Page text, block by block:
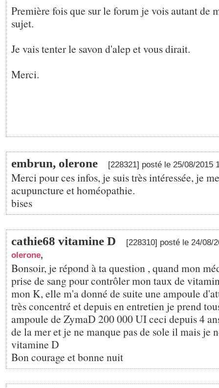
Première fois que sur le forum je vois autant de
sujet.
Je vais tenter le savon d'alep et vous dirait.
Merci.
embrun, olerone [228321] posté le 25/08/2015
Merci pour ces infos, je suis très intéressée, je
acupuncture et homéopathie.
bises
cathie68 vitamine D
[228310] posté le 24/08/
olerone,
Bonsoir, je répond à ta question , quand mon
prise de sang pour contrôler mon taux de
mon K, elle m'a donné de suite une ampoule
très concentré et depuis en entretien je prend
ampoule de ZymaD 200 000 UI ceci depuis 4
de la mer et je ne manque pas de sole il mais je
vitamine D
Bon courage et bonne nuit